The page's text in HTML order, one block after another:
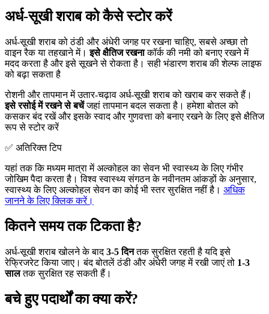
अर्ध-सूखी शराब को कैसे स्टोर करें
अर्ध-सूखी शराब को ठंडी और अंधेरी जगह पर रखना चाहिए, सबसे अच्छा तो
वाइन रैक या तहखाने में।इसे क्षैतिज रखनाकॉर्क की नमी को बनाए रखने में
मदद करता है और इसे सूखने से रोकता है। सही भंडारण शराब की शेल्फ लाइफ
को बढ़ा सकता है
रोशनी और तापमान में उतार-चढ़ाव अर्ध-सूखी शराब को खराब कर सकते हैं।
इसे रसोई में रखने से बचेंजहां तापमान बदल सकता है। हमेशा बोतल को
कसकर बंद रखें और इसके स्वाद और गुणवत्ता को बनाए रखने के लिए इसे क्षैतिज
रूप से स्टोर करें
✅ अतिरिक्त टिप
यहां तक कि मध्यम मात्रा में अल्कोहल का सेवन भी स्वास्थ्य के लिए गंभीर
जोखिम पैदा करता है। विश्व स्वास्थ्य संगठन के नवीनतम आंकड़ों के अनुसार,
स्वास्थ्य के लिए अल्कोहल सेवन का कोई भी स्तर सुरक्षित नहीं है। अधिक
जानने के लिए क्लिक करें।
कितने समय तक टिकता है?
अर्ध-सूखी शराब खोलने के बाद3-5 दिनतक सुरक्षित रहती है यदि इसे
रेफ्रिजरेट किया जाए। बंद बोतलें ठंडी और अंधेरी जगह में रखी जाएं तो 1-3
सालतक सुरक्षित रह सकती हैं।
बचे हुए पदार्थों का क्या करें?